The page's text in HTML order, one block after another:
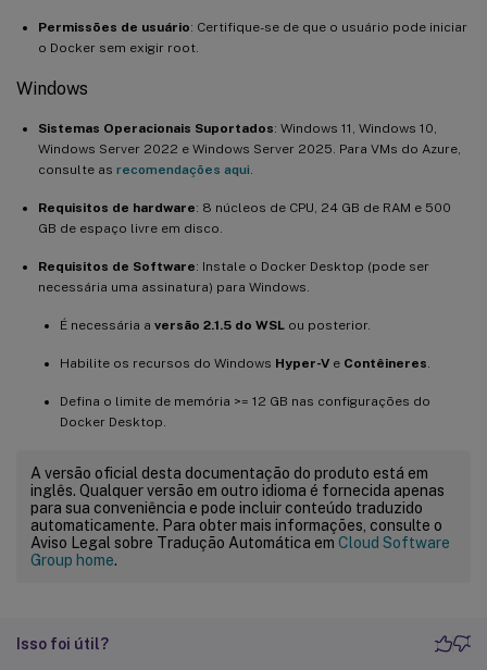
Permissões de usuário: Certifique-se de que o usuário pode iniciar
o Docker sem exigir root.
Windows
Sistemas Operacionais Suportados: Windows 11, Windows 10,
Windows Server 2022 e Windows Server 2025. Para VMs do Azure,
consulte as recomendações aqui
Requisitos de hardware: 8 núcleos de CPU, 24 GB de RAM e 500
GB de espaço livre em disco.
Requisitos de Software: Instale o Docker Desktop (pode ser
necessária uma assinatura) para Windows.
É necessária a versão 2.1.5 do WSL ou posterior.
Habilite os recursos do Windows Hyper-V e Contêineres
Defina o limite de memória >= 12 GB nas configurações do
Docker Desktop.
A versão oficial desta documentação do produto está em
inglês. Qualquer versão em outro idioma é fornecida apenas
para sua conveniência e pode incluir conteúdo traduzido
automaticamente. Para obter mais informações, consulte o
Aviso Legal sobre Tradução Automática em Cloud Software
Group home.
Isso foi útil?